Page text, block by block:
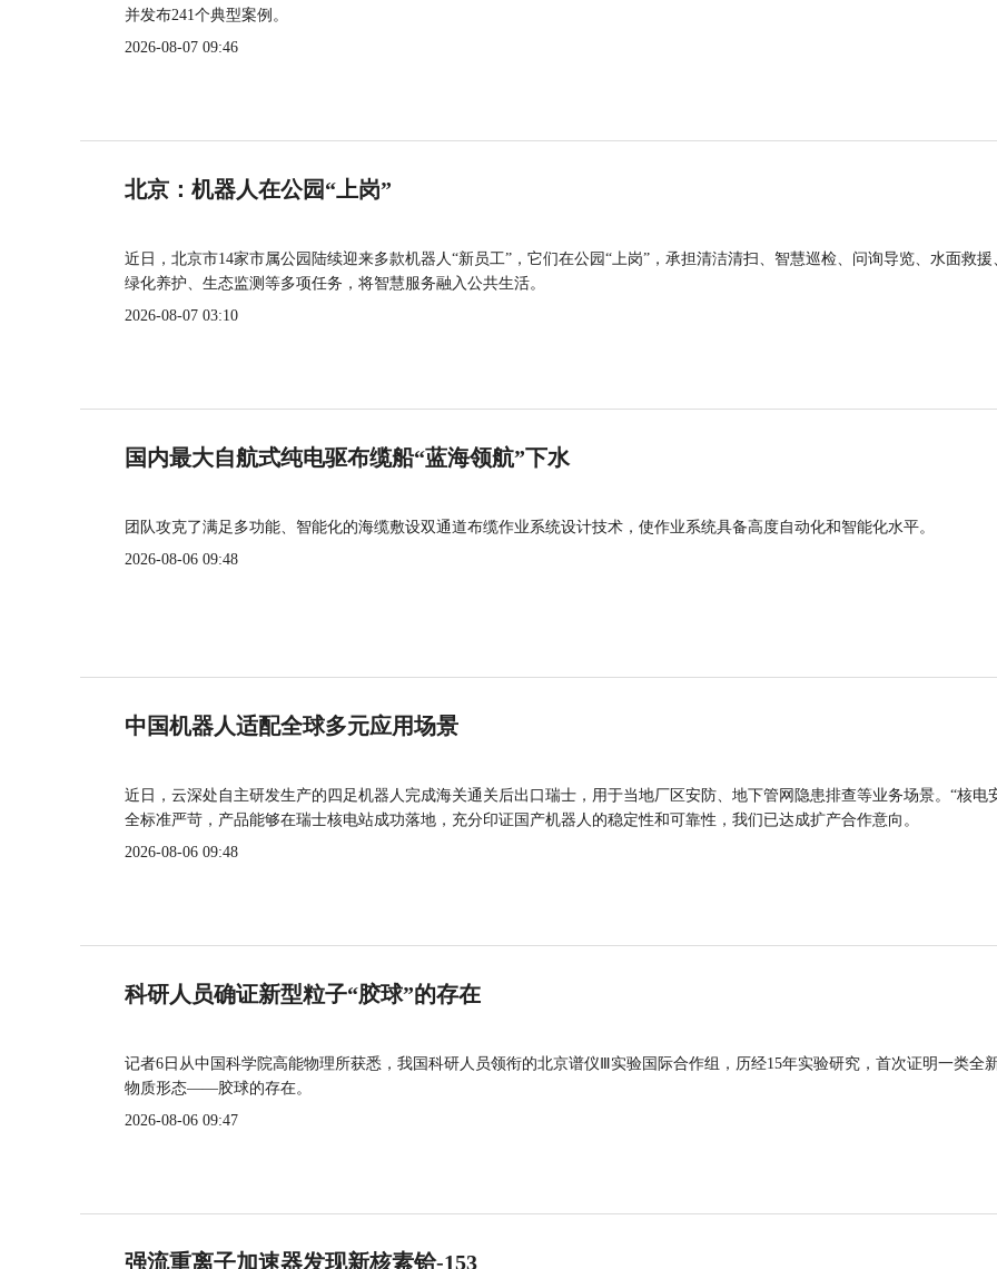
并发布241个典型案例。
2026-08-07 09:46
北京：机器人在公园“上岗”
近日，北京市14家市属公园陆续迎来多款机器人“新员工”，它们在公园“上岗”，承担清洁清扫、智慧巡检、问询导览、水面救援
绿化养护、生态监测等多项任务，将智慧服务融入公共生活。
2026-08-07 03:10
国内最大自航式纯电驱布缆船“蓝海领航”下水
团队攻克了满足多功能、智能化的海缆敷设双通道布缆作业系统设计技术，使作业系统具备高度自动化和智能化水平。
2026-08-06 09:48
中国机器人适配全球多元应用场景
近日，云深处自主研发生产的四足机器人完成海关通关后出口瑞士，用于当地厂区安防、地下管网隐患排查等业务场景。“核电
全标准严苛，产品能够在瑞士核电站成功落地，充分印证国产机器人的稳定性和可靠性，我们已达成扩产合作意向。
2026-08-06 09:48
科研人员确证新型粒子“胶球”的存在
记者6日从中国科学院高能物理所获悉，我国科研人员领衔的北京谱仪Ⅲ实验国际合作组，历经15年实验研究，首次证明一类全
物质形态——胶球的存在。
2026-08-06 09:47
强流重离子加速器发现新核素铪-153